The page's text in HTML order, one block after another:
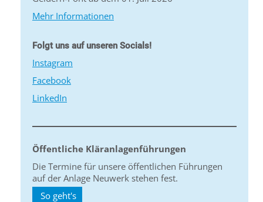
Mehr Informationen
Folgt uns auf unseren Socials!
Instagram
Facebook
LinkedIn
Öffentliche Kläranlagenführungen
Die Termine für unsere öffentlichen Führungen
auf der Anlage Neuwerk stehen fest.
So geht's